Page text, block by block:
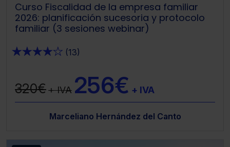
Curso Fiscalidad de la empresa familiar
2026: planificación sucesoria y protocolo
familiar (3 sesiones webinar)
★★★★★ (13)
320€+ IVA 256€ + IVA
Marceliano Hernández del Canto